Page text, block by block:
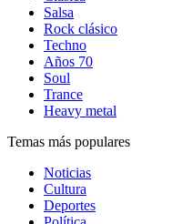
Salsa
Rock clásico
Techno
Años 70
Soul
Trance
Heavy metal
Temas más populares
Noticias
Cultura
Deportes